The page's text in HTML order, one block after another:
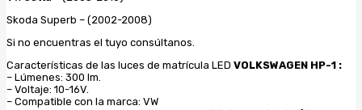
Skoda Superb – (2002-2008)
Si no encuentras el tuyo consúltanos.
Características de las luces de matrícula LED VOLKSWAGEN HP-1 :
– Lúmenes: 300 lm.
– Voltaje: 10-16V.
– Compatible con la marca: VW